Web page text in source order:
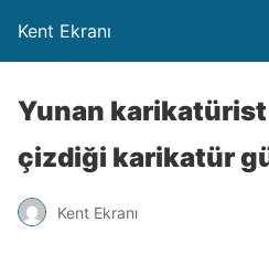
Kent Ekranı
Yunan karikatürist
çizdiği karikatür
Kent Ekranı